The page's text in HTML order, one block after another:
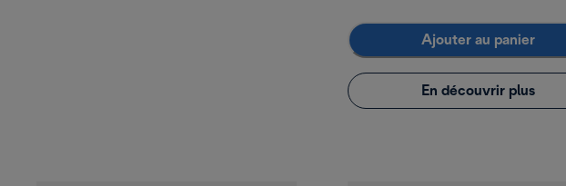
Ajouter au panier
En découvrir plus